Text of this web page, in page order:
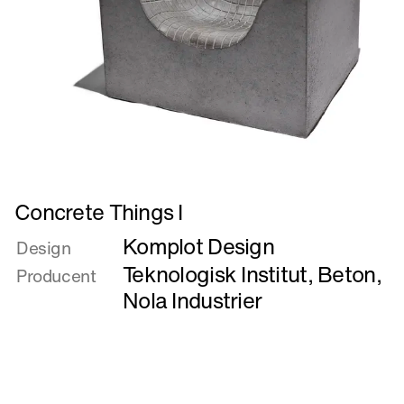
Læs
mere
om
Concrete
Things
Concrete Things I
Design Komplot Design
Producent Teknologisk Institut, Beton,
Nola Industrier